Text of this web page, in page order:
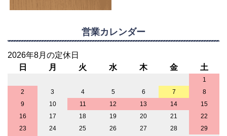
営業カレンダー
2026年8月の定休日
日
月 火 水 木 金 土
1
2
3 4 5 6 7
8
9
10 11 12 13 14
15
16
17 18 19 20 21
22
23
24 25 26 27 28
29